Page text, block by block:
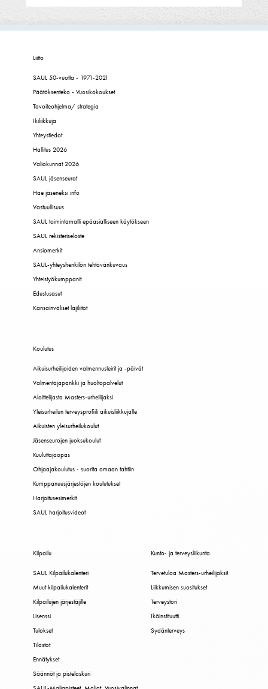
Liitto
SAUL 50-vuotta - 1971-2021
Päätöksenteko - Vuosikokoukset
Tavoiteohjelma/ strategia
Ikiliikkuja
Yhteystiedot
Hallitus 2026
Valiokunnat 2026
SAUL jäsenseurat
Hae jäseneksi info
Vastuullisuus
SAUL toimintamalli epäasialliseen käytökseen
SAUL rekisteriseloste
Ansiomerkit
SAUL-yhteyshenkilön tehtävänkuvaus
Yhteistyökumppanit
Edustusasut
Kansainväliset lajiliitot
Koulutus
Aikuisurheilijoiden valmennusleirit ja -päivät
Valmentajapankki ja huoltopalvelut
Aloittelijasta Masters-urheilijaksi
Yleisurheilun terveysprofiili aikuisliikkujalle
Aikuisten yleisurheilukoulut
Jäsenseurojen juoksukoulut
Kuuluttajaopas
Ohjaajakoulutus - suorita omaan tahtiin
Kumppanuusjärjestöjen koulutukset
Harjoitusesimerkit
SAUL harjoitusvideot
Kilpailu
SAUL Kilpailukalenteri
Muut kilpailukalenterit
Kilpailujen järjestäjille
Lisenssi
Tulokset
Tilastot
Ennätykset
Säännöt ja pistelaskuri
Kunto- ja terveysliikunta
Tervetuloa Masters-urheilijaksi!
Liikkumisen suositukset
Terveystori
Ikäinstituutti
Sydänterveys